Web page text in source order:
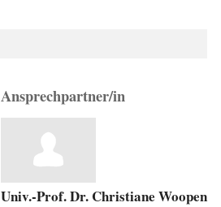
Ansprechpartner/in
Univ.-Prof. Dr. Christiane Woopen